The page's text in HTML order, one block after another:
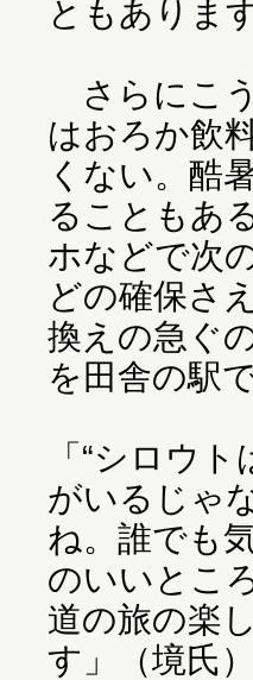
ともあります
さらにこ
はおろか飲
くない。酷
ることもあ
ホなどで次
どの確保さ
換えの急ぐ
を田舎の駅
「“シロウ
がいるじゃ
ね。誰でも
のいいとこ
道の旅の楽
す」（境氏）